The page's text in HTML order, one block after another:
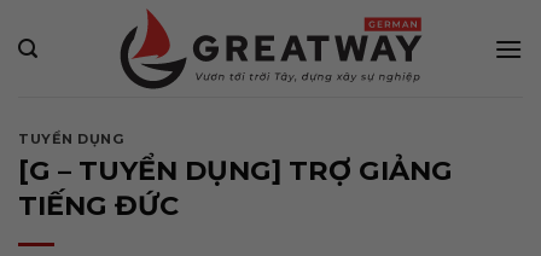
qua
TUYỂN DỤNG
[G – TUYỂN DỤNG] TRỢ GIẢNG
TIẾNG ĐỨC